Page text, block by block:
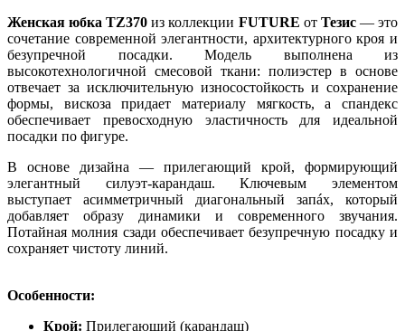
Женская юбка TZ370 из коллекции FUTURE от Тезис— это
сочетание современной элегантности, архитектурного кроя и
безупречной посадки. Модель выполнена из
высокотехнологичной смесовой ткани: полиэстер в основе
отвечает за исключительную износостойкость и сохранение
формы, вискоза придает материалу мягкость, а спандекс
обеспечивает превосходную эластичность для идеальной
посадки по фигуре.
В основе дизайна — прилегающий крой, формирующий
элегантный силуэт-карандаш. Ключевым элементом
выступает асимметричный диагональный запáх, который
добавляет образу динамики и современного звучания.
Потайная молния сзади обеспечивает безупречную посадку и
сохраняет чистоту линий.
Особенности:
Крой: Прилегающий (карандаш)